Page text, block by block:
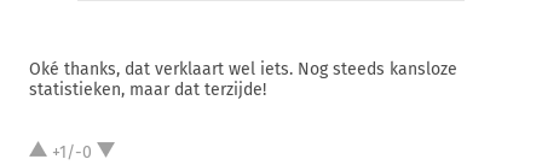
Oké thanks, dat verklaart wel iets. Nog steeds kansloze
statistieken, maar dat terzijde!
+1/-0